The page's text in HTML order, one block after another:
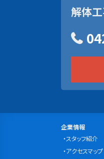
解体
サ
イ
会
社
案
企業情報
スタッフ紹介
アクセスマップ